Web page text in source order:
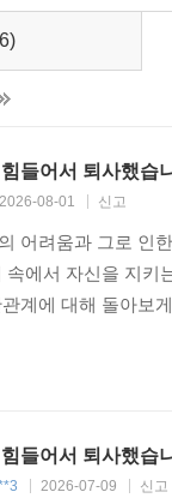
들어서 퇴사했습
2026-08-01 신고
어려움과 그로 인
속에서 자신을 지
계에 대해 돌아보
들어서 퇴사했습
2026-07-09 신고